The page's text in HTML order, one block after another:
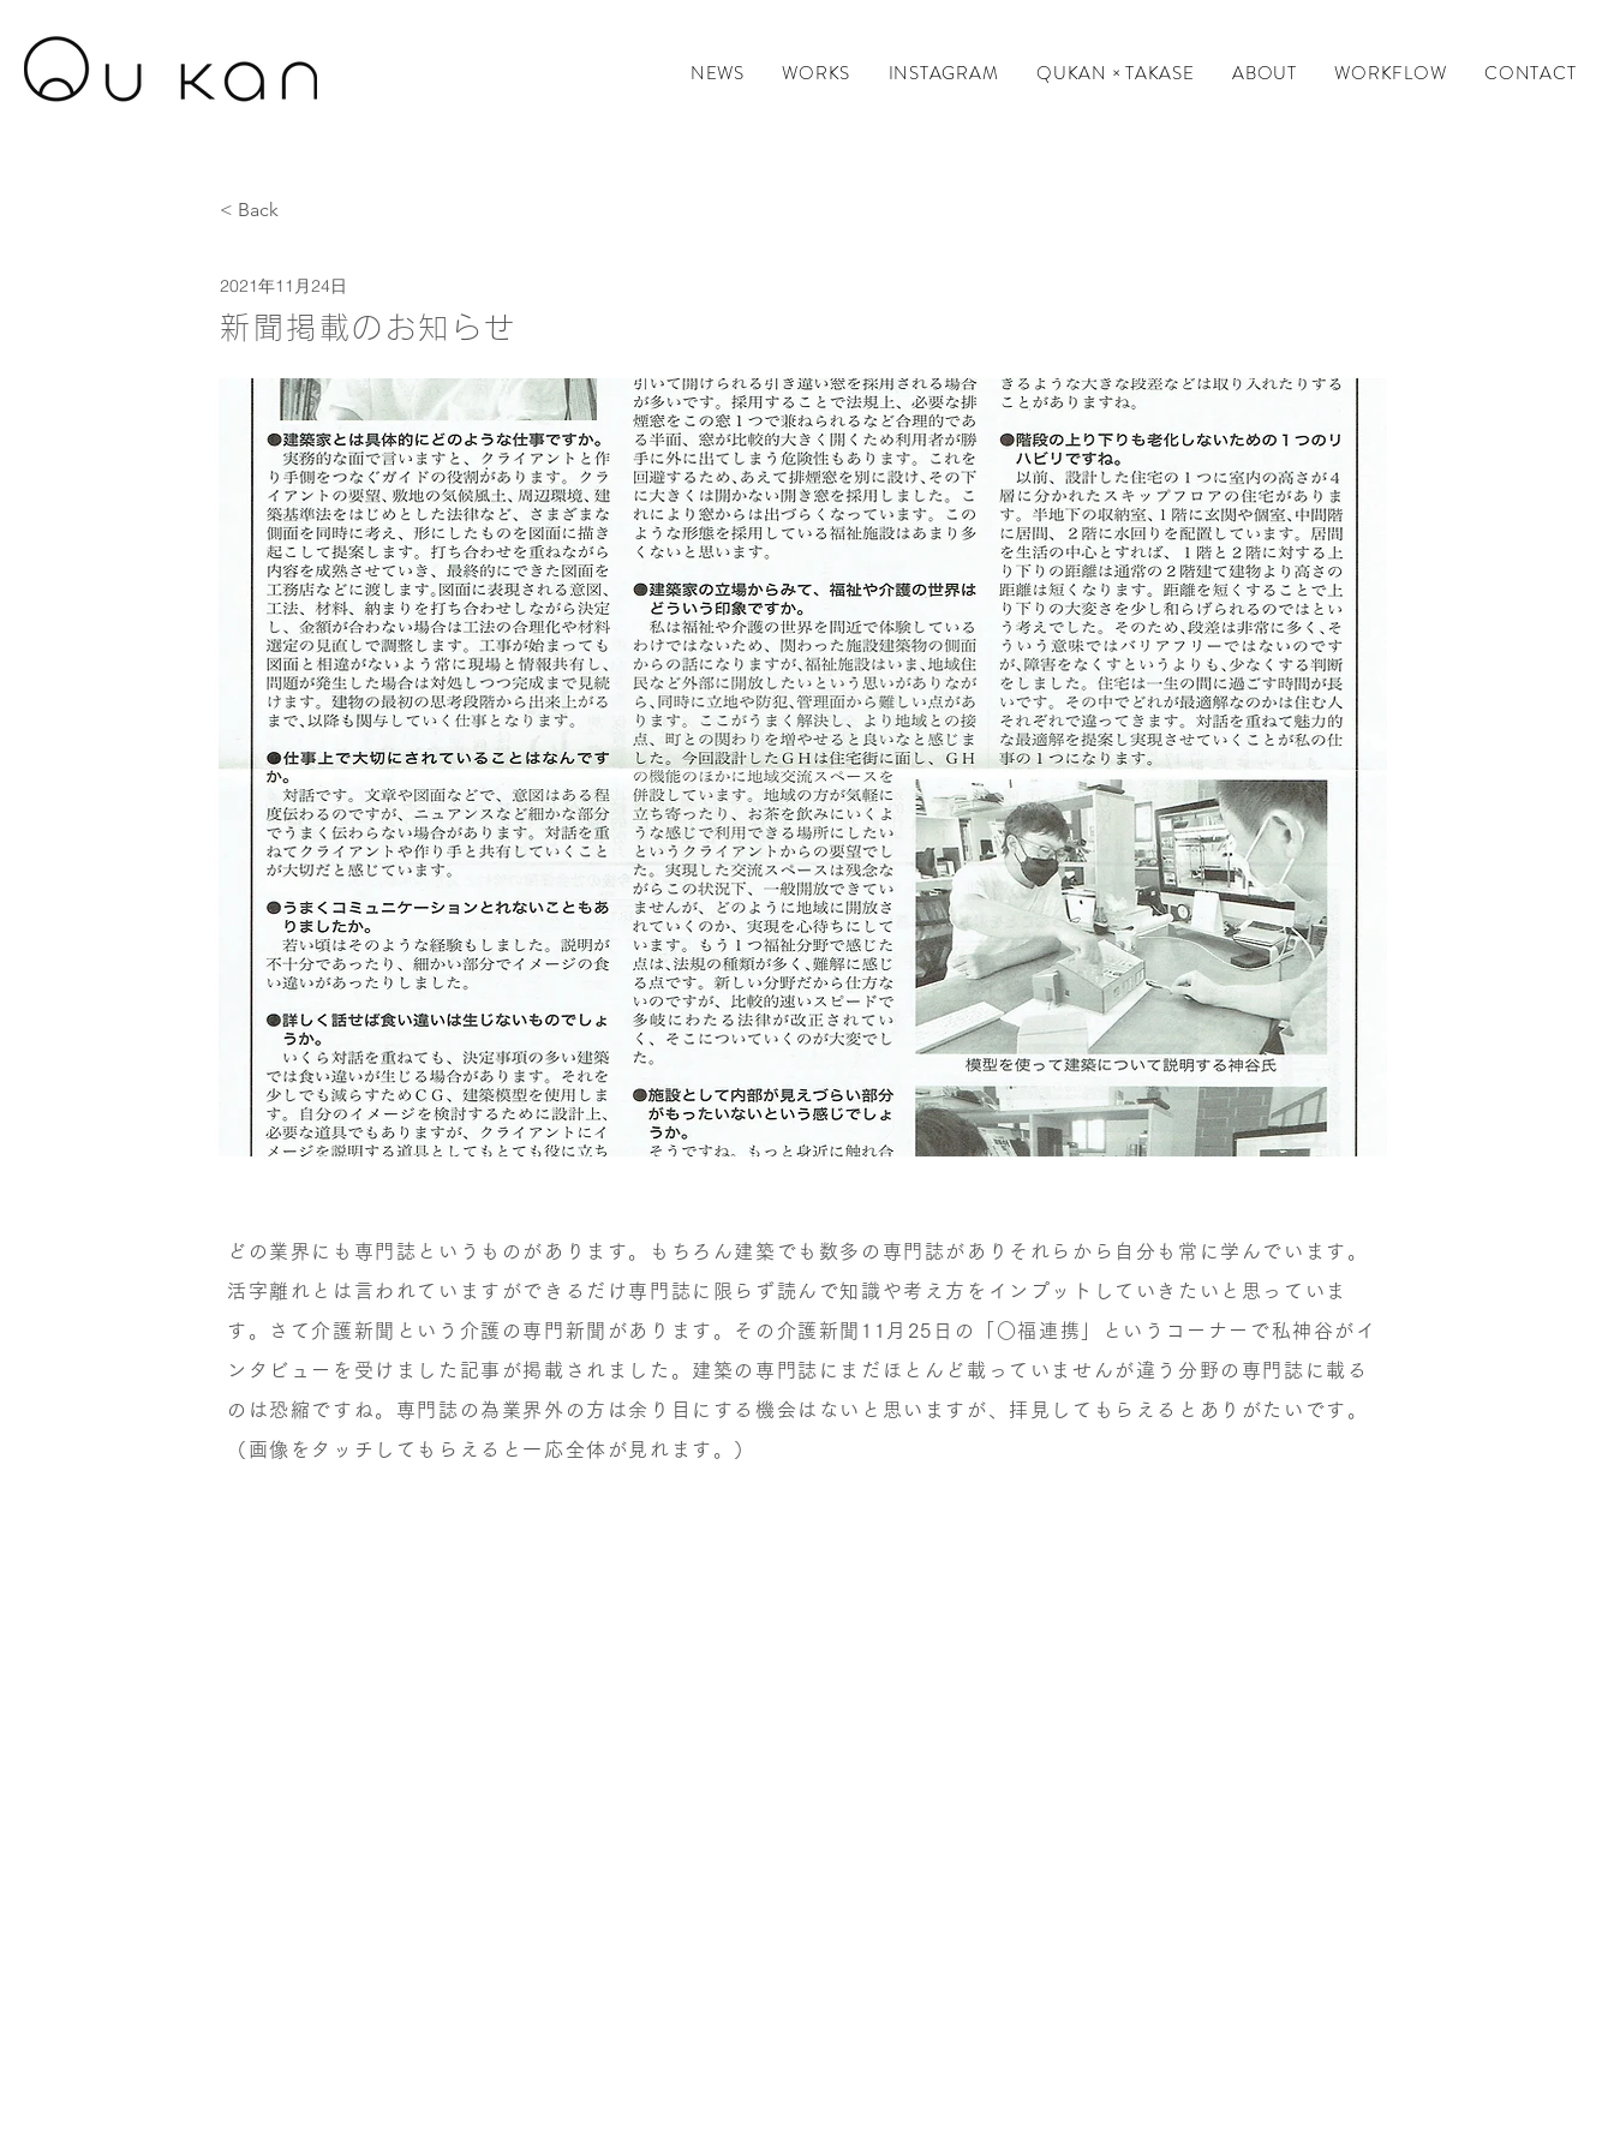
NEWS WORKS INSTAGRAM QUKAN × TAKASE ABOUT WORKFLOW CONTACT
< Back
2021年11月24日
新聞掲載のお知らせ
どの業界にも専門誌というものがあります。もちろん建築でも数多の専門誌がありそれらから自分も常に学んでいます。
活字離れとは言われていますができるだけ専門誌に限らず読んで知識や考え方をインプットしていきたいと思っていま
す。さて介護新聞という介護の専門新聞があります。その介護新聞11月25日の「○福連携」というコーナーで私神谷がイ
ンタビューを受けました記事が掲載されました。建築の専門誌にまだほとんど載っていませんが違う分野の専門誌に載る
のは恐縮ですね。専門誌の為業界外の方は余り目にする機会はないと思いますが、拝見してもらえるとありがたいです。
（画像をタッチしてもらえると一応全体が見れます。）